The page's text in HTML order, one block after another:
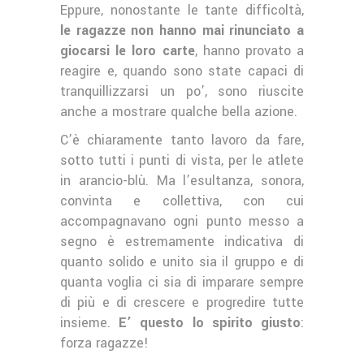
Eppure, nonostante le tante difficoltà,
le ragazze non hanno mai rinunciato a
giocarsi le loro carte, hanno provato a
reagire e, quando sono state capaci di
tranquillizzarsi un po’, sono riuscite
anche a mostrare qualche bella azione.
C’è chiaramente tanto lavoro da fare,
sotto tutti i punti di vista, per le atlete
in arancio-blù. Ma l’esultanza, sonora,
convinta e collettiva, con cui
accompagnavano ogni punto messo a
segno è estremamente indicativa di
quanto solido e unito sia il gruppo e di
quanta voglia ci sia di imparare sempre
di più e di crescere e progredire tutte
insieme. E’ questo lo spirito giusto:
forza ragazze!